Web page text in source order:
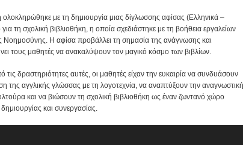
με τη δημιουργία μιας δίγλωσσης αφίσας (Ελληνικά –
για τη σχολική βιβλιοθήκη, η οποία σχεδιάστηκε με τη βοήθεια εργαλείων
Νοημοσύνης. Η αφίσα προβάλλει τη σημασία της ανάγνωσης και
τους μαθητές να ανακαλύψουν τον μαγικό κόσμο των βιβλίων.
τις δραστηριότητες αυτές, οι μαθητές είχαν την ευκαιρία να συνδυάσουν
της αγγλικής γλώσσας με τη λογοτεχνία, να αναπτύξουν την αναγνωστική
και να βιώσουν τη σχολική βιβλιοθήκη ως έναν ζωντανό χώρο
και συνεργασίας.